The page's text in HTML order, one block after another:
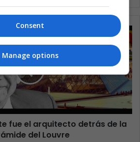
fue el arquitecto detrás de la
del Louvre
Consent
Manage options